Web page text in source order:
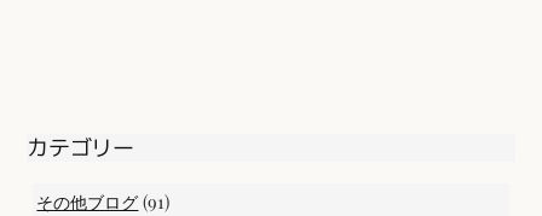
カテゴリー
その他ブログ (91)